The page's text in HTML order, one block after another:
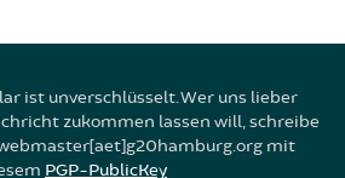
ist unverschlüsselt. Wer uns lieber
zukommen lassen will, schreibe
mit
PGP-PublicKey